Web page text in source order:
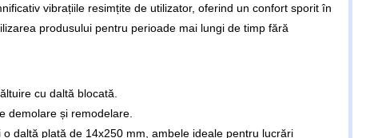
vibrațiile resimțite de utilizator, oferind un confort sporit în
produsului pentru perioade mai lungi de timp fără
cu daltă blocată.
demolare și remodelare.
daltă plată de 14x250 mm, ambele ideale pentru lucrări